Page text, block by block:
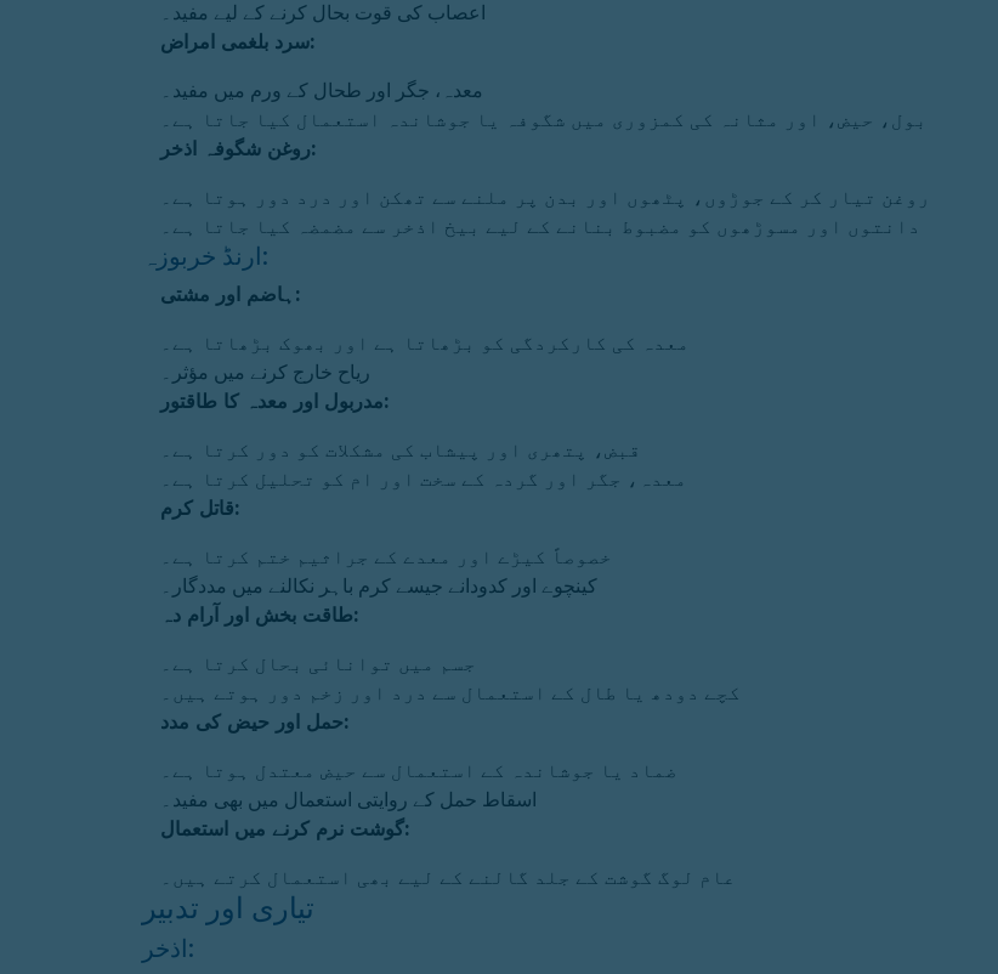
اعصاب کی قوت بحال کرنے کے لیے مفید۔
سرد بلغمی امراض:
معدہ، جگر اور طحال کے ورم میں مفید۔
بول، حیض، اور مثانہ کی کمزوری میں شگوفہ یا جوشاندہ استعمال کیا جاتا ہے۔
روغن شگوفہ اذخر:
روغن تیار کر کے جوڑوں، پٹھوں اور بدن پر ملنے سے تھکن اور درد دور ہوتا ہے۔
دانتوں اور مسوڑھوں کو مضبوط بنانے کے لیے بیخ اذخر سے مضمضہ کیا جاتا ہے۔
ارنڈ خربوزہ:
ہاضم اور مشتی:
معدہ کی کارکردگی کو بڑھاتا ہے اور بھوک بڑھاتا ہے۔
ریاح خارج کرنے میں مؤثر۔
مدربول اور معدہ کا طاقتور:
قبض، پتھری اور پیشاب کی مشکلات کو دور کرتا ہے۔
معدہ، جگر اور گردہ کے سخت اور ام کو تحلیل کرتا ہے۔
قاتل کرم:
خصوصاً کیڑے اور معدے کے جراثیم ختم کرتا ہے۔
کینچوے اور کدودانے جیسے کرم باہر نکالنے میں مددگار۔
طاقت بخش اور آرام دہ:
جسم میں توانائی بحال کرتا ہے۔
کچے دودھ یا طال کے استعمال سے درد اور زخم دور ہوتے ہیں۔
حمل اور حیض کی مدد:
ضماد یا جوشاندہ کے استعمال سے حیض معتدل ہوتا ہے۔
اسقاط حمل کے روایتی استعمال میں بھی مفید۔
گوشت نرم کرنے میں استعمال:
عام لوگ گوشت کے جلد گالنے کے لیے بھی استعمال کرتے ہیں۔
تیاری اور تدبیر
اذخر: